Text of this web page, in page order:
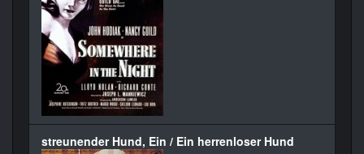
streunender Hund, Ein / Ein herrenloser Hund